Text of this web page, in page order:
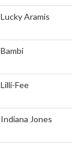
Lucky Aramis
Bambi
Lilli-Fee
Indiana Jones